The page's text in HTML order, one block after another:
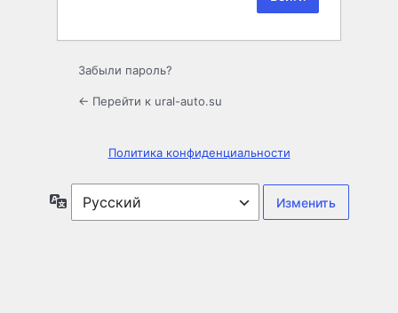
Забыли пароль?
← Перейти к ural-auto.su
Политика конфиденциальности
Язык